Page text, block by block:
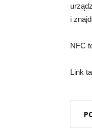
i
NFC
Link